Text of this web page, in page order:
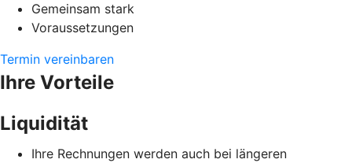
Gemeinsam stark
Voraussetzungen
Termin vereinbaren
Ihre Vorteile
Liquidität
Ihre Rechnungen werden auch bei längeren